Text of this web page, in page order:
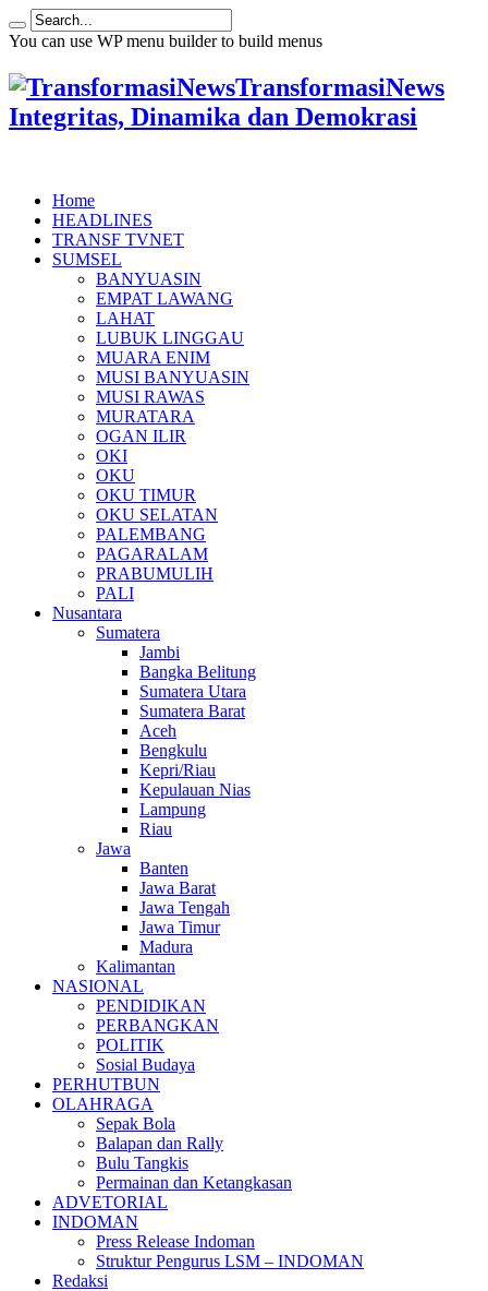
You can use WP menu builder to build menus
TransformasiNews
Integritas, Dinamika dan Demokrasi
Home
HEADLINES
TRANSF TVNET
SUMSEL
BANYUASIN
EMPAT LAWANG
LAHAT
LUBUK LINGGAU
MUARA ENIM
MUSI BANYUASIN
MUSI RAWAS
MURATARA
OGAN ILIR
OKI
OKU
OKU TIMUR
OKU SELATAN
PALEMBANG
PAGARALAM
PRABUMULIH
PALI
Nusantara
Sumatera
Jambi
Bangka Belitung
Sumatera Utara
Sumatera Barat
Aceh
Bengkulu
Kepri/Riau
Kepulauan Nias
Lampung
Riau
Jawa
Banten
Jawa Barat
Jawa Tengah
Jawa Timur
Madura
Kalimantan
NASIONAL
PENDIDIKAN
PERBANGKAN
POLITIK
Sosial Budaya
PERHUTBUN
OLAHRAGA
Sepak Bola
Balapan dan Rally
Bulu Tangkis
Permainan dan Ketangkasan
ADVETORIAL
INDOMAN
Press Release Indoman
Struktur Pengurus LSM – INDOMAN
Redaksi